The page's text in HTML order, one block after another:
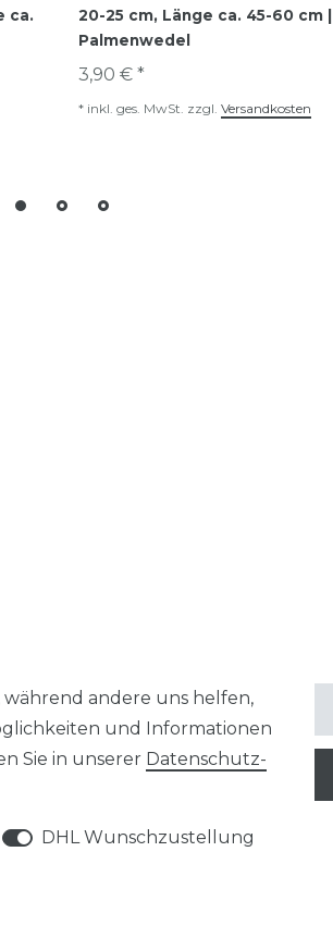
ca.
20-25 cm, Länge ca. 45-60 cm |
Palmenwedel
3,90 € *
* inkl. ges. MwSt. zzgl. Versandkosten
während andere uns helfen,
und Informationen
Sie in unserer Daten­schutz­
DHL Wunschzustellung